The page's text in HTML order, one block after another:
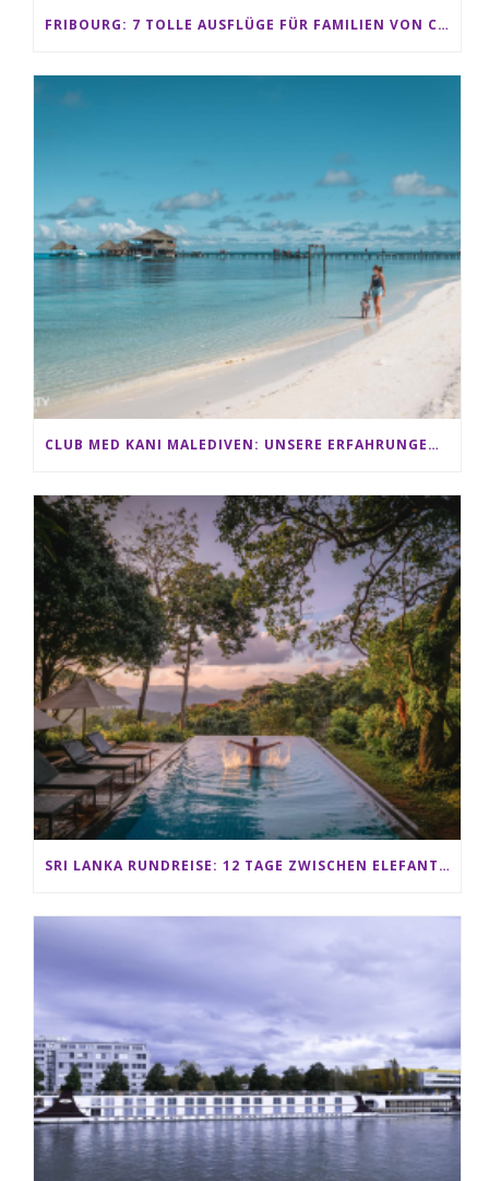
FRIBOURG: 7 TOLLE AUSFLÜGE FÜR FAMILIEN VON CHARMEY BIS LES PACCOTS
CLUB MED KANI MALEDIVEN: UNSERE ERFAHRUNGEN IM ALL-INCLUSIVE PARADIES
SRI LANKA RUNDREISE: 12 TAGE ZWISCHEN ELEFANTEN, TEEPLANTAGEN & STRAND ALS FAMILIE